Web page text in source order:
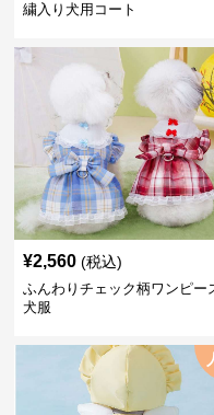
繍入り犬用コート
¥2,560 (税込)
ふんわりチェック柄ワンピー
犬服